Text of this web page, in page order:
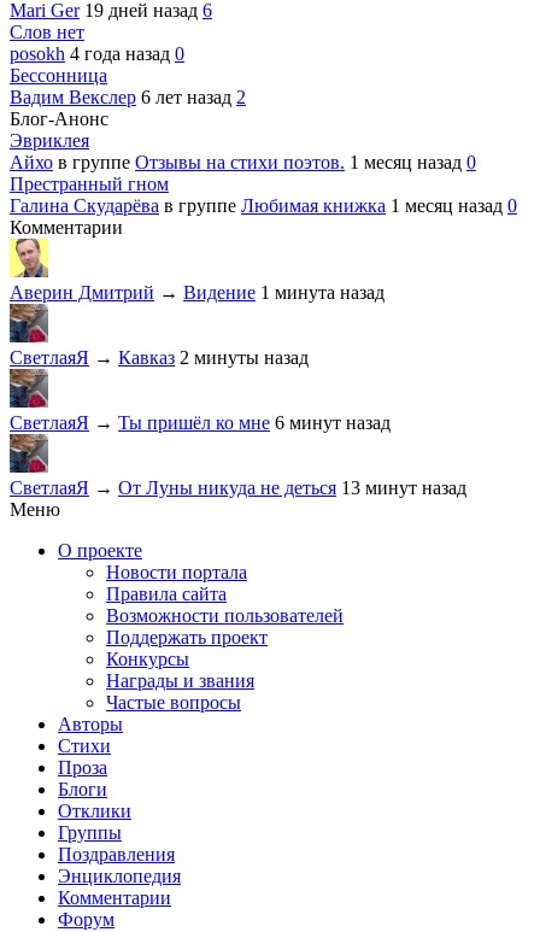
Mari Ger 19 дней назад 6
Слов нет
posokh 4 года назад 0
Бессонница
Вадим Векслер 6 лет назад 2
Блог-Анонс
Эвриклея
Айхо в группе Отзывы на стихи поэтов. 1 месяц назад 0
Престранный гном
Галина Скударёва в группе Любимая книжка 1 месяц назад 0
Комментарии
Аверин Дмитрий → Видение 1 минута назад
СветлаяЯ → Кавказ 2 минуты назад
СветлаяЯ → Ты пришёл ко мне 6 минут назад
СветлаяЯ → От Луны никуда не деться 13 минут назад
Меню
О проекте
Новости портала
Правила сайта
Возможности пользователей
Поддержать проект
Конкурсы
Награды и звания
Частые вопросы
Авторы
Стихи
Проза
Блоги
Отклики
Группы
Поздравления
Энциклопедия
Комментарии
Форум